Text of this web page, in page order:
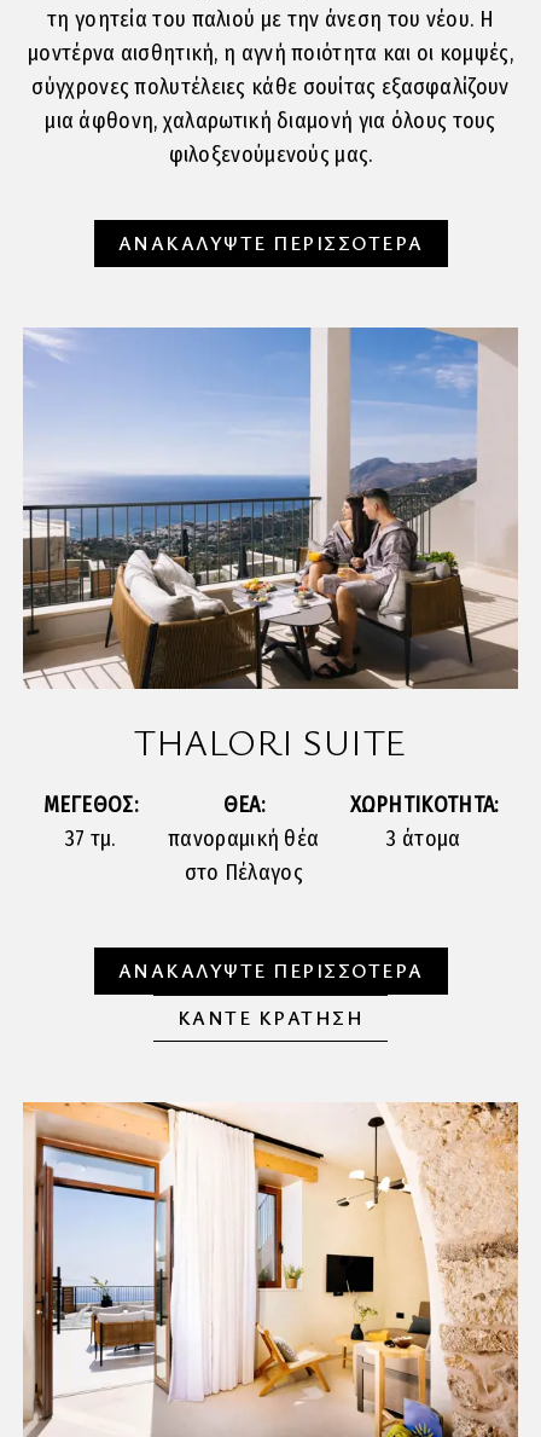
τη γοητεία του παλιού με την άνεση του νέου. Η
μοντέρνα αισθητική, η αγνή ποιότητα και οι κομψές,
σύγχρονες πολυτέλειες κάθε σουίτας εξασφαλίζουν
μια άφθονη, χαλαρωτική διαμονή για όλους τους
φιλοξενούμενούς μας.
ΑΝΑΚΑΛΥΨΤΕ ΠΕΡΙΣΣΟΤΕΡΑ
THALORI SUITE
ΜΕΓΕΘΟΣ:
37 τμ.
ΘΕΑ:
πανοραμική θέα
στο Πέλαγος
ΧΩΡΗΤΙΚΟΤΗΤΑ:
3 άτομα
ΑΝΑΚΑΛΥΨΤΕ ΠΕΡΙΣΣΟΤΕΡΑ
ΚΑΝΤΕ ΚΡΑΤΗΣΗ